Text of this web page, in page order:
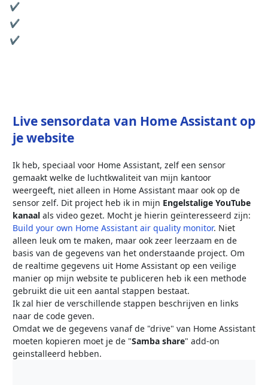
✔ Waar moet je beginnen
✔ Hoe ik het gedaan heb
✔ De complete handleiding
Live sensordata van Home Assistant op
je website
Ik heb, speciaal voor Home Assistant, zelf een sensor
gemaakt welke de luchtkwaliteit van mijn kantoor
weergeeft, niet alleen in Home Assistant maar ook op de
sensor zelf. Dit project heb ik in mijn Engelstalige YouTube
kanaal als video gezet. Mocht je hierin geïnteresseerd zijn:
Build your own Home Assistant air quality monitor. Niet
alleen leuk om te maken, maar ook zeer leerzaam en de
basis van de gegevens van het onderstaande project. Om
de realtime gegevens uit Home Assistant op een veilige
manier op mijn website te publiceren heb ik een methode
gebruikt die uit een aantal stappen bestaat.
Ik zal hier de verschillende stappen beschrijven en links
naar de code geven.
Omdat we de gegevens vanaf de "drive" van Home Assistant
moeten kopieren moet je de "Samba share" add-on
geinstalleerd hebben.